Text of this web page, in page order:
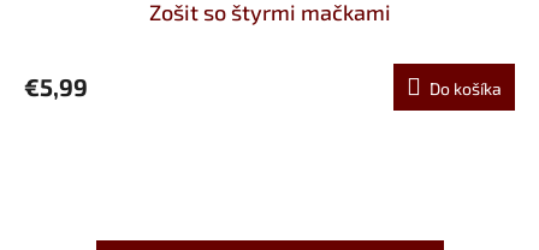
Zošit so štyrmi mačkami
€5,99 Do košíka